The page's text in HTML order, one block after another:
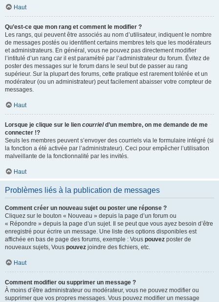
Haut
Qu’est-ce que mon rang et comment le modifier ?
Les rangs, qui peuvent être associés au nom d’utilisateur, indiquent le nombre
de messages postés ou identifient certains membres tels que les modérateurs
et administrateurs. En général, vous ne pouvez pas directement modifier
l’intitulé d’un rang car il est paramétré par l’administrateur du forum. Évitez de
poster des messages sur le forum dans le seul but de passer au rang
supérieur. Sur la plupart des forums, cette pratique est rarement tolérée et un
modérateur (ou un administrateur) peut facilement abaisser votre compteur de
messages.
Haut
Lorsque je clique sur le lien courrield’un membre, on me demande de me
connecter !?
Seuls les membres peuvent s’envoyer des courriels via le formulaire intégré (si
la fonction a été activée par l’administrateur). Ceci pour empêcher l’utilisation
malveillante de la fonctionnalité par les invités.
Haut
Problèmes liés à la publication de messages
Comment créer un nouveau sujet ou poster une réponse ?
Cliquez sur le bouton « Nouveau » depuis la page d’un forum ou
« Répondre » depuis la page d’un sujet. Il se peut que vous ayez besoin d’être
enregistré pour écrire un message. Une liste des options disponibles est
affichée en bas de page des forums, exemple : Vous pouvez poster de
nouveaux sujets, Vous pouvez joindre des fichiers, etc.
Haut
Comment modifier ou supprimer un message ?
À moins d’être administrateur ou modérateur, vous ne pouvez modifier ou
supprimer que vos propres messages. Vous pouvez modifier un message